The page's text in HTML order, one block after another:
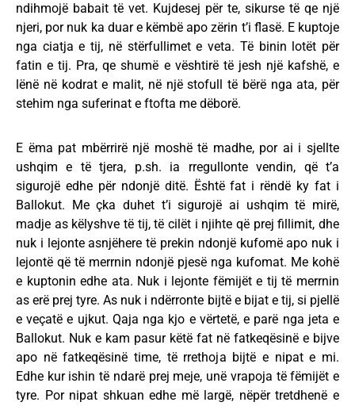
ndihmojë babait të vet. Kujdesej për te, sikurse të qe një
njeri, por nuk ka duar e këmbë apo zërin t’i flasë. E kuptoje
nga ciatja e tij, në stërfullimet e veta. Të binin lotët për
fatin e tij. Pra, qe shumë e vështirë të jesh një kafshë, e
lënë në kodrat e malit, në një stofull të bërë nga ata, për
stehim nga suferinat e ftofta me dëborë.
E ëma pat mbërrirë një moshë të madhe, por ai i sjellte
ushqim e të tjera, p.sh. ia rregullonte vendin, që t’a
sigurojë edhe për ndonjë ditë. Është fat i rëndë ky fat i
Ballokut. Me çka duhet t’i sigurojë ai ushqim të mirë,
madje as këlyshve të tij, të cilët i njihte që prej fillimit, dhe
nuk i lejonte asnjëhere të prekin ndonjë kufomë apo nuk i
lejontë që të merrnin ndonjë pjesë nga kufomat. Me kohë
e kuptonin edhe ata. Nuk i lejonte fëmijët e tij të merrnin
as erë prej tyre. As nuk i ndërronte bijtë e bijat e tij, si pjellë
e veçatë e ujkut. Qaja nga kjo e vërtetë, e parë nga jeta e
Ballokut. Nuk e kam pasur këtë fat në fatkeqësinë e bijve
apo në fatkeqësinë time, të rrethoja bijtë e nipat e mi.
Edhe kur ishin të ndarë prej meje, unë vrapoja të fëmijët e
tyre. Por nipat shkuan edhe më largë, nëpër tretdhenë e